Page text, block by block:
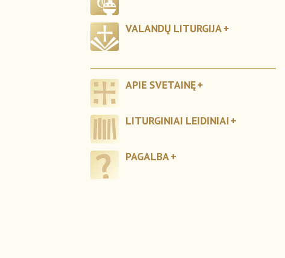
VALANDŲ LITURGIJA
APIE SVETAINĘ
LITURGINIAI LEIDINIAI
PAGALBA